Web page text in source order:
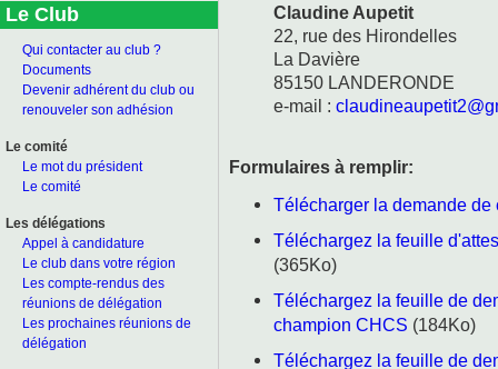
Le Club
Qui contacter au club ?
Documents
Devenir adhérent du club ou
renouveler son adhésion
Le comité
Le mot du président
Le comité
Les délégations
Appel à candidature
Le club dans votre région
Les compte-rendus des
réunions de délégation
Les prochaines réunions de
délégation
Claudine Aupetit
22, rue des Hirondelles
La Davière
85150 LANDERONDE
e-mail :
Formulaires à remplir:
Télécharger la demande de
Téléchargez la feuille
(365Ko)
Téléchargez la feuille de
champion CHCS (184Ko)
Téléchargez la feuille de